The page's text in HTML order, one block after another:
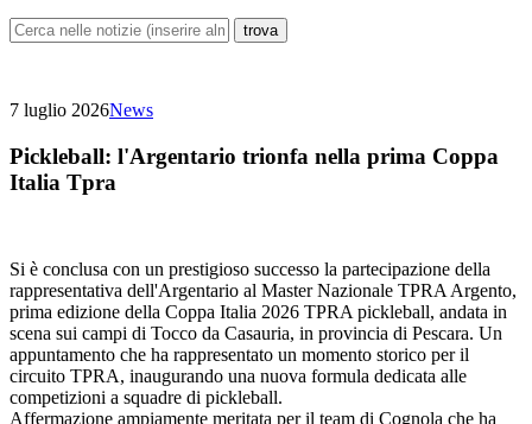
7 luglio 2026News
Pickleball: l'Argentario trionfa nella prima Coppa
Italia Tpra
Si è conclusa con un prestigioso successo la partecipazione della
rappresentativa dell'Argentario al Master Nazionale TPRA Argento,
prima edizione della Coppa Italia 2026 TPRA pickleball, andata in
scena sui campi di Tocco da Casauria, in provincia di Pescara. Un
appuntamento che ha rappresentato un momento storico per il
circuito TPRA, inaugurando una nuova formula dedicata alle
competizioni a squadre di pickleball.
Affermazione ampiamente meritata per il team di Cognola che ha